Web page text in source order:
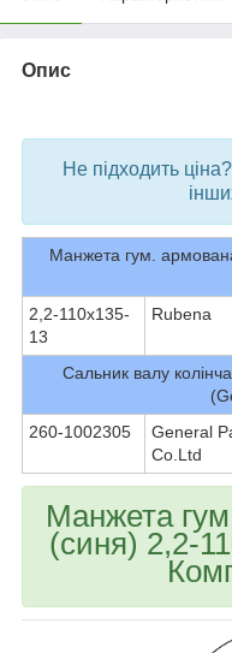
Опис
Не підходить
Манжета гум.
2,2-110х135-
13
Rubena
Сальник валу
260-1002305
General
Co.Ltd
Манжета
(синя) 2,2-